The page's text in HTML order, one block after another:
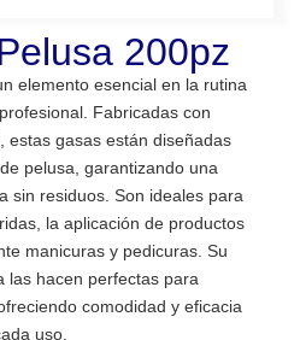
200pz
elemento esencial en la rutina
Fabricadas con
estas gasas están diseñadas
pelusa, garantizando una
sin residuos. Son ideales para
la aplicación de productos
manicuras y pedicuras. Su
las hacen perfectas para
comodidad y eficacia
uso.